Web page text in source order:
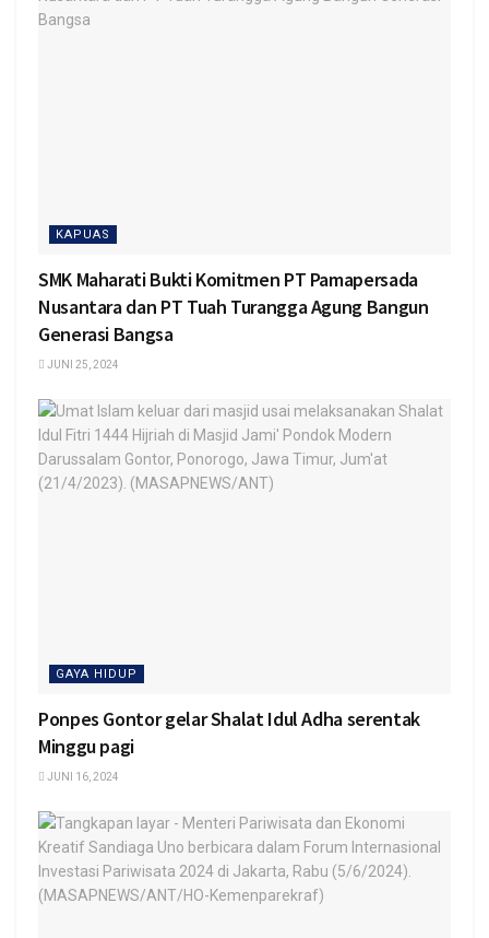
KAPUAS
SMK Maharati Bukti Komitmen PT Pamapersada
Nusantara dan PT Tuah Turangga Agung Bangun
Generasi Bangsa
JUNI 25, 2024
GAYA HIDUP
Ponpes Gontor gelar Shalat Idul Adha serentak
Minggu pagi
JUNI 16, 2024